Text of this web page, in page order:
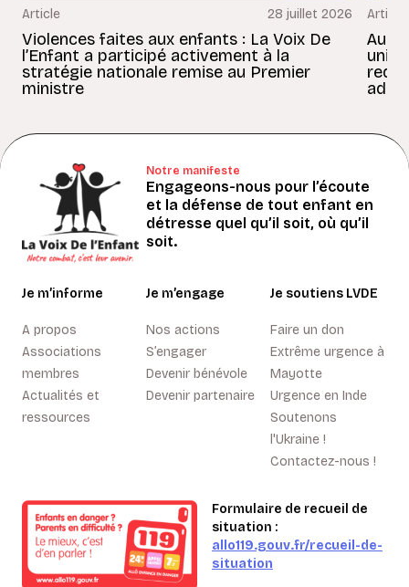
Article 28 juillet 2026
Violences faites aux enfants : La Voix De
l’Enfant a participé activement à la
stratégie nationale remise au Premier
ministre
Article
Au
Notre manifeste
Engageons-nous pour l’écoute
et la défense de tout enfant en
détresse quel qu’il soit, où qu’il
soit.
Je m’informe
A propos
Associations
membres
Actualités et
ressources
Je m’engage
Nos actions
S’engager
Devenir bénévole
Devenir partenaire
Je soutiens LVDE
Faire un don
Extrême urgence à
Mayotte
Urgence en Inde
Soutenons
l'Ukraine !
Contactez-nous !
Formulaire de recueil de
situation :
allo119.gouv.fr/recueil-de-
situation